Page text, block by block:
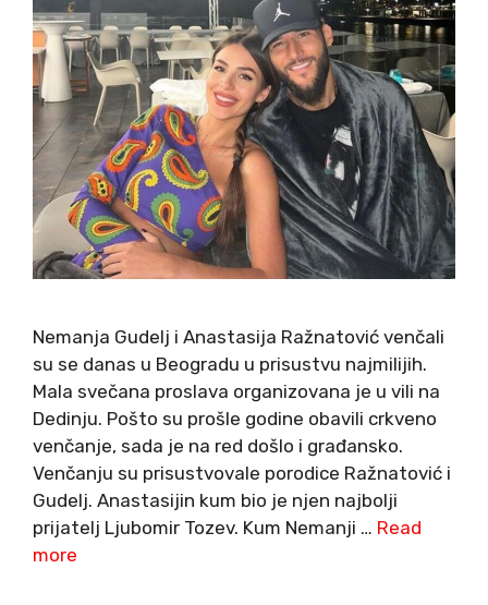
Nemanja Gudelj i Anastasija Ražnatović venčali
su se danas u Beogradu u prisustvu najmilijih.
Mala svečana proslava organizovana je u vili na
Dedinju. Pošto su prošle godine obavili crkveno
venčanje, sada je na red došlo i građansko.
Venčanju su prisustvovale porodice Ražnatović i
Gudelj. Anastasijin kum bio je njen najbolji
prijatelj Ljubomir Tozev. Kum Nemanji … Read
more